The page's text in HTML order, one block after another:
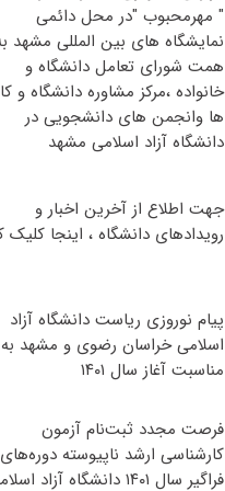
" مهرمحبوب "در محل دائمی
نمایشگاه های بین المللی مشهد
همت شورای تعامل دانشگاه و
خانواده ،مرکز مشاوره دانشگاه و
ها وانجمن های دانشجویی در
دانشگاه آزاد اسلامی مشهد
جهت اطلاع از آخرین اخبار و
رویدادهای دانشگاه ، اینجا کلیک
پیام نوروزی ریاست دانشگاه آزاد
اسلامی خراسان رضوی و مشهد به
مناسبت آغاز سال ۱۴۰۱
فرصت مجدد ثبت‌نام آزمون
کارشناسی ارشد ناپیوسته دوره‌های
فراگیر سال ۱۴۰۱ دانشگاه آزاد